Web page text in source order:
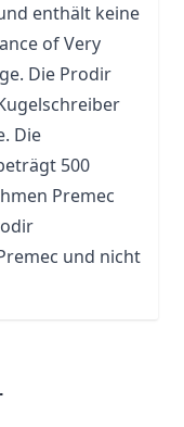
enthält keine
of Very
Die Prodir
Die
500
Premec
und nicht